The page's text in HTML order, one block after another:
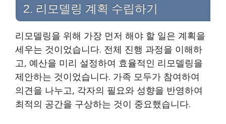
2. 리모델링 계획 수립하기
리모델링을 위해 가장 먼저 해야 할 일은 계획을
세우는 것이었습니다. 전체 진행 과정을 이해하
고, 예산을 미리 설정하여 효율적인 리모델링을
제안하는 것이었습니다. 가족 모두가 참여하여
의견을 나누고, 각자의 필요와 성향을 반영하여
최적의 공간을 구상하는 것이 중요했습니다.